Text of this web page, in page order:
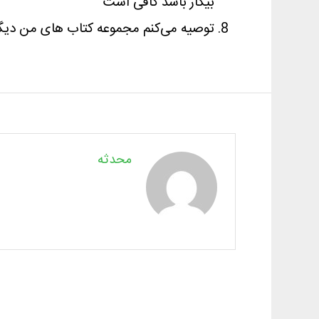
توصیه می‌کنم مجموعه کتاب های من دیگر
محدثه